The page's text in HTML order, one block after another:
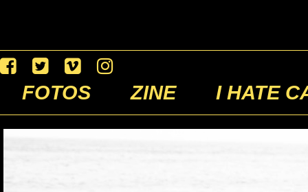
FOTOS ZINE I HATE